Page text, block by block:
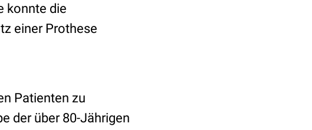
konnte die
einer Prothese
Patienten zu
der über 80-Jährigen